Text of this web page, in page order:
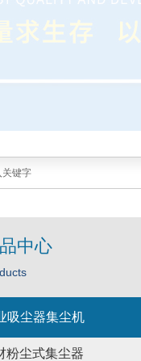
中心
吸尘器集尘机
粉尘式集尘器